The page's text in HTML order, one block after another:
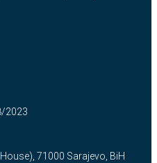
2023
71000 Sarajevo, BiH